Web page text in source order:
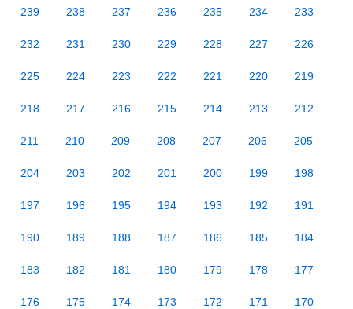
239 238 237 236 235 234 233
232 231 230 229 228 227 226
225 224 223 222 221 220 219
218 217 216 215 214 213 212
211 210 209 208 207 206 205
204 203 202 201 200 199 198
197 196 195 194 193 192 191
190 189 188 187 186 185 184
183 182 181 180 179 178 177
176 175 174 173 172 171 170